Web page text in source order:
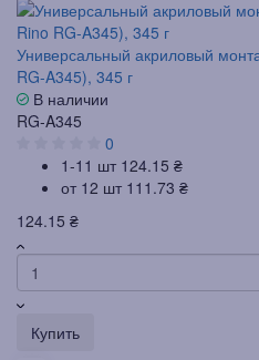
Универсальный акриловый
RG-A345), 345 г
В наличии
RG-A345
0
1-11 шт 124.15 ₴
от 12 шт 111.73 ₴
124.15 ₴
Купить